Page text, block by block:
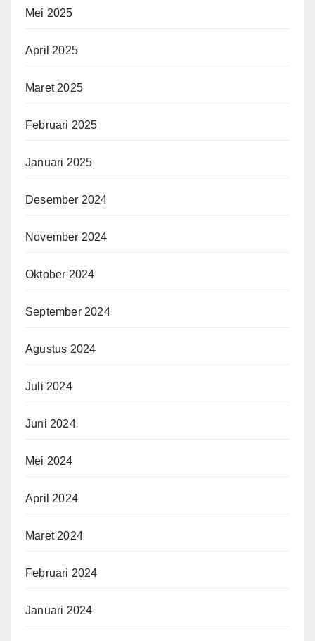
Mei 2025
April 2025
Maret 2025
Februari 2025
Januari 2025
Desember 2024
November 2024
Oktober 2024
September 2024
Agustus 2024
Juli 2024
Juni 2024
Mei 2024
April 2024
Maret 2024
Februari 2024
Januari 2024